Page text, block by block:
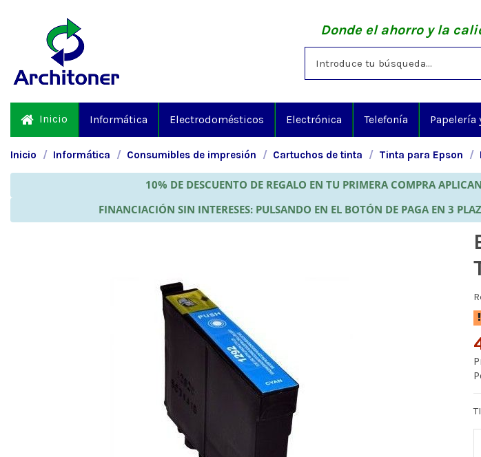
Donde el ahorro y la
Inicio Informática Electrodomésticos Electrónica Telefonía Papelería
Inicio Informática Consumibles de impresión Cartuchos de tinta Tinta para Epson
10% DE DESCUENTO DE REGALO EN TU PRIMERA COMPRA
FINANCIACIÓN SIN INTERESES: PULSANDO EN EL BOTÓN DE PAGA EN 3